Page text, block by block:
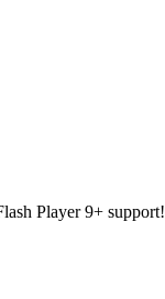
Player 9+ support!